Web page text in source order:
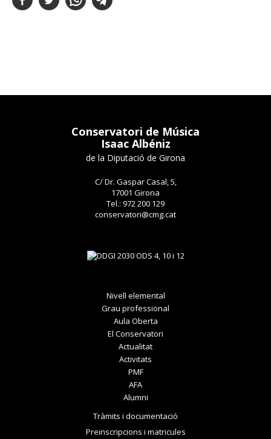
Conservatori de Música
Isaac Albéniz
de la Diputació de Girona
C/ Dr. Gaspar Casal, 5,
17001 Girona
Tel.: 972 200 129
conservatori@cmg.cat
Nivell elemental
Grau professional
Aula Oberta
El Conservatori
Actualitat
Activitats
PMF
AFA
Alumni
Tràmits i documentació
Preinscripcions i matricules